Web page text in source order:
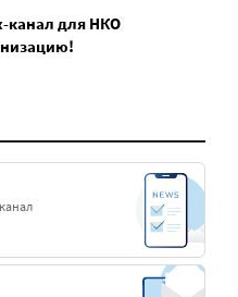
канал для НКО